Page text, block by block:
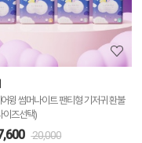
윙 썸머나이트 팬티형 기저귀 환불
이즈선택)
20,000